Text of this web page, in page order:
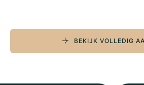
BEKIJK VOLLEDIG